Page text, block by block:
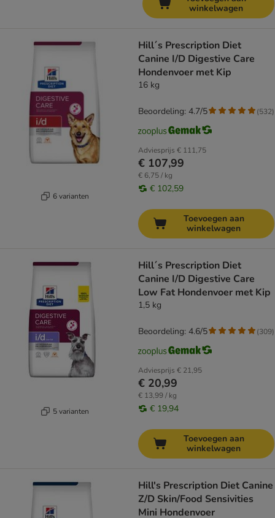
winkelwagen
6 varianten
Hill´s Prescription Diet
Canine I/D Digestive Care
Hondenvoer met Kip
16 kg
Adviesprijs € 111,75
€ 107,99
€ 6,75 / kg
€ 102,59
Beoordeling: 4.7/5 (532)
Toevoegen aan
winkelwagen
5 varianten
Hill´s Prescription Diet
Canine I/D Digestive Care
Low Fat Hondenvoer met Kip
1,5 kg
Adviesprijs € 21,95
€ 20,99
€ 13,99 / kg
€ 19,94
Beoordeling: 4.6/5 (309)
Toevoegen aan
winkelwagen
Hill's Prescription Diet Canine
Z/D Skin/Food Sensivities
Mini Hondenvoer